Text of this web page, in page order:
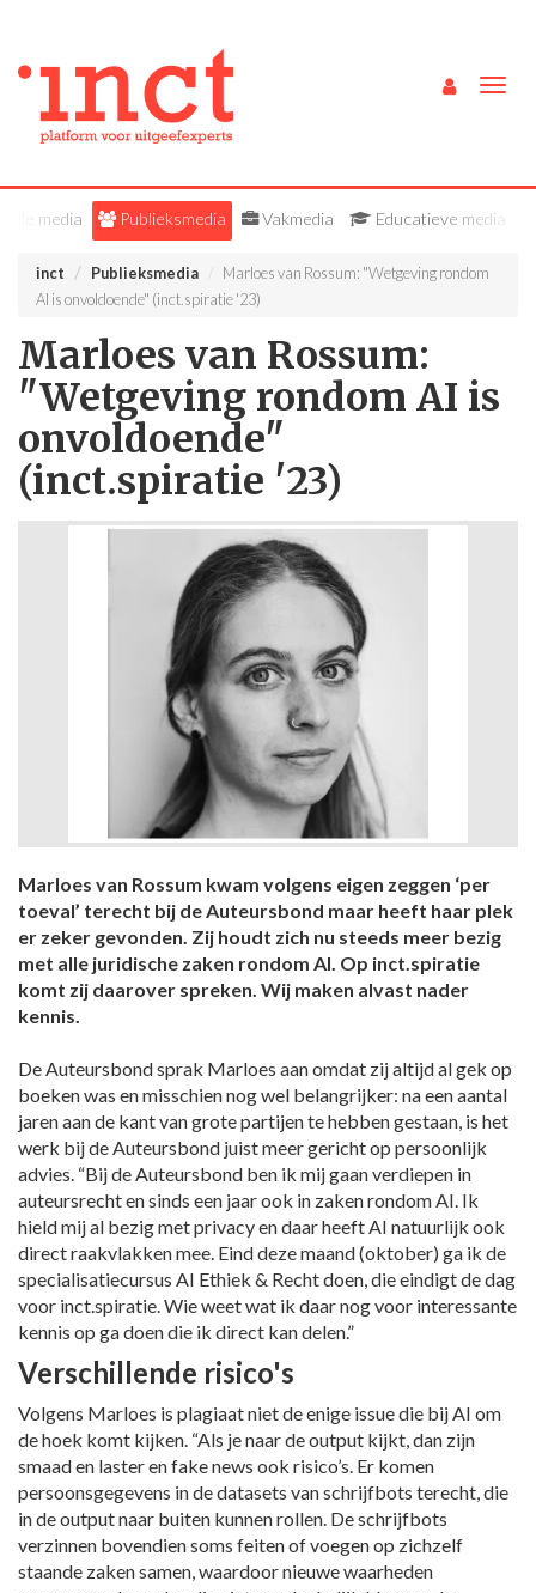
Alle media Publieksmedia Vakmedia Educatieve media
inct Publieksmedia
Marloes van Rossum: "Wetgeving rondom
AI is onvoldoende" (inct.spiratie '23)
Marloes van Rossum:
"Wetgeving rondom AI is
onvoldoende"
(inct.spiratie '23)
Marloes van Rossum kwam volgens eigen zeggen ‘per
toeval’ terecht bij de Auteursbond maar heeft haar plek
er zeker gevonden. Zij houdt zich nu steeds meer bezig
met alle juridische zaken rondom AI. Op inct.spiratie
komt zij daarover spreken. Wij maken alvast nader
kennis.
De Auteursbond sprak Marloes aan omdat zij altijd al gek op
boeken was en misschien nog wel belangrijker: na een aantal
jaren aan de kant van grote partijen te hebben gestaan, is het
werk bij de Auteursbond juist meer gericht op persoonlijk
advies. “Bij de Auteursbond ben ik mij gaan verdiepen in
auteursrecht en sinds een jaar ook in zaken rondom AI. Ik
hield mij al bezig met privacy en daar heeft AI natuurlijk ook
direct raakvlakken mee. Eind deze maand (oktober) ga ik de
specialisatiecursus AI Ethiek & Recht doen, die eindigt de dag
voor inct.spiratie. Wie weet wat ik daar nog voor interessante
kennis op ga doen die ik direct kan delen.”
Verschillende risico's
Volgens Marloes is plagiaat niet de enige issue die bij AI om
de hoek komt kijken. “Als je naar de output kijkt, dan zijn
smaad en laster en fake news ook risico’s. Er komen
persoonsgegevens in de datasets van schrijfbots terecht, die
in de output naar buiten kunnen rollen. De schrijfbots
verzinnen bovendien soms feiten of voegen op zichzelf
staande zaken samen, waardoor nieuwe waarheden